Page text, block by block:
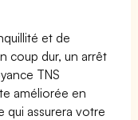
et de
coup dur, un arrêt
TNS
améliorée en
qui assurera votre